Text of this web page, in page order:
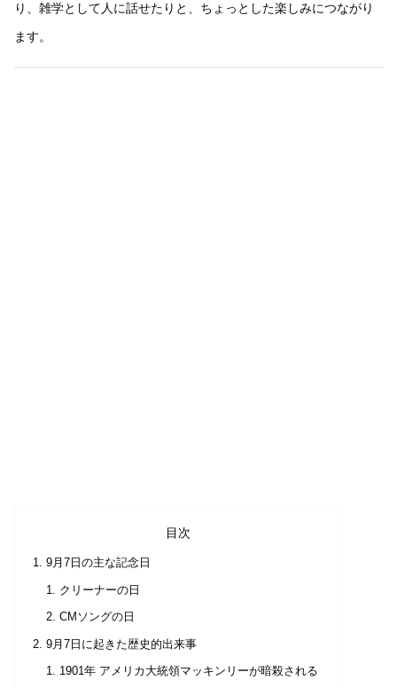
り、雑学として人に話せたりと、ちょっとした楽しみにつながり
ます。
目次
9月7日の主な記念日
クリーナーの日
CMソングの日
9月7日に起きた歴史的出来事
1901年 アメリカ大統領マッキンリーが暗殺される